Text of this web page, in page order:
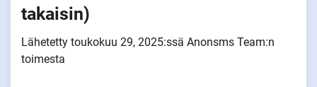
takaisin)
Lähetetty toukokuu 29, 2025:ssä Anonsms Team:n
toimesta